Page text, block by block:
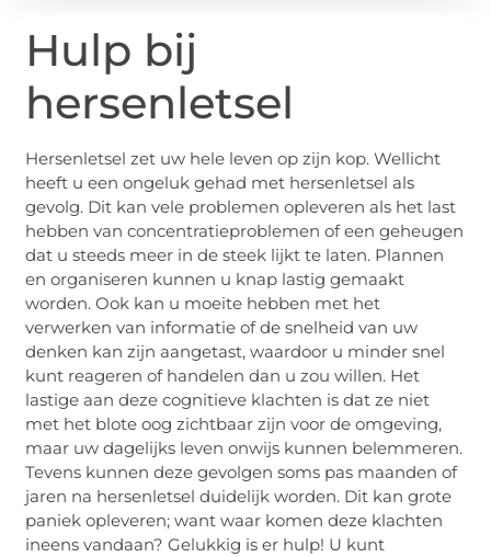
Hulp bij
hersenletsel
Hersenletsel zet uw hele leven op zijn kop. Wellicht
heeft u een ongeluk gehad met hersenletsel als
gevolg. Dit kan vele problemen opleveren als het last
hebben van concentratieproblemen of een geheugen
dat u steeds meer in de steek lijkt te laten. Plannen
en organiseren kunnen u knap lastig gemaakt
worden. Ook kan u moeite hebben met het
verwerken van informatie of de snelheid van uw
denken kan zijn aangetast, waardoor u minder snel
kunt reageren of handelen dan u zou willen. Het
lastige aan deze cognitieve klachten is dat ze niet
met het blote oog zichtbaar zijn voor de omgeving,
maar uw dagelijks leven onwijs kunnen belemmeren.
Tevens kunnen deze gevolgen soms pas maanden of
jaren na hersenletsel duidelijk worden. Dit kan grote
paniek opleveren; want waar komen deze klachten
ineens vandaan? Gelukkig is er hulp! U kunt